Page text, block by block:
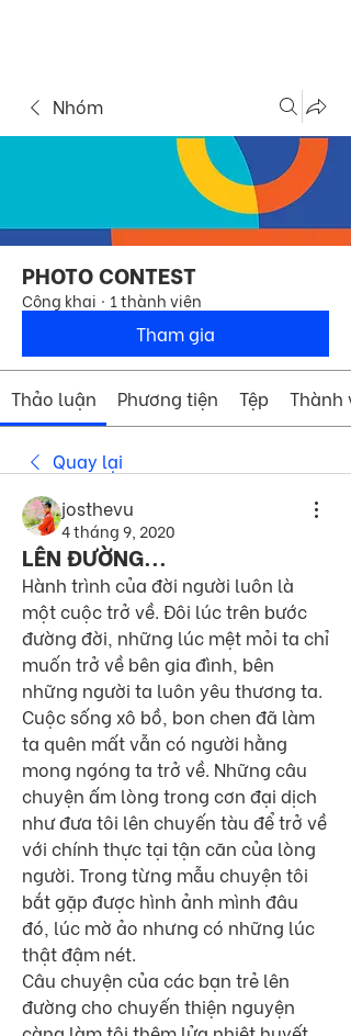
Nhóm
PHOTO CONTEST
Công khai · 1 thành viên
Tham gia
Thảo luận Phương tiện Tệp Thành
Quay lại
josthevu
4 tháng 9, 2020
LÊN ĐƯỜNG...
Hành trình của đời người luôn là
một cuộc trở về. Đôi lúc trên bước
đường đời, những lúc mệt mỏi ta chỉ
muốn trở về bên gia đình, bên
những người ta luôn yêu thương ta.
Cuộc sống xô bồ, bon chen đã làm
ta quên mất vẫn có người hằng
mong ngóng ta trở về. Những câu
chuyện ấm lòng trong cơn đại dịch
như đưa tôi lên chuyến tàu để trở về
với chính thực tại tận căn của lòng
người. Trong từng mẫu chuyện tôi
bắt gặp được hình ảnh mình đâu
đó, lúc mờ ảo nhưng có những lúc
thật đậm nét.
Câu chuyện của các bạn trẻ lên
đường cho chuyến thiện nguyện